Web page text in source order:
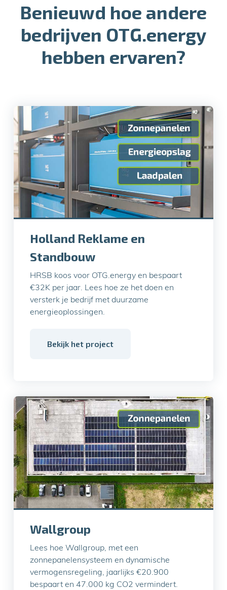
Benieuwd hoe andere
bedrijven OTG.energy
hebben ervaren?
Holland Reklame en
Standbouw
HRSB koos voor OTG.energy en bespaart
€32K per jaar. Lees hoe ze het doen en
versterk je bedrijf met duurzame
energieoplossingen.
Bekijk het project
Wallgroup
Lees hoe Wallgroup, met een
zonnepanelensysteem en dynamische
vermogensregeling, jaarlijks €20.900
bespaart en 47.000 kg CO2 vermindert.